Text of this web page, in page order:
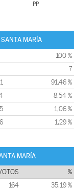
PP
MARÍA
100 %
7
91,46 %
8,54 %
5 1,06 %
6 1,29 %
MARÍA
%
164 35,19 %